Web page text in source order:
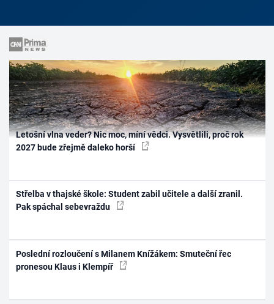
Letošní vlna veder? Nic moc, míní vědci. Vysvětlili, proč rok
2027 bude zřejmě daleko horší
Střelba v thajské škole: Student zabil učitele a další zranil.
Pak spáchal sebevraždu
Poslední rozloučení s Milanem Knížákem: Smuteční řec
pronesou Klaus i Klempíř